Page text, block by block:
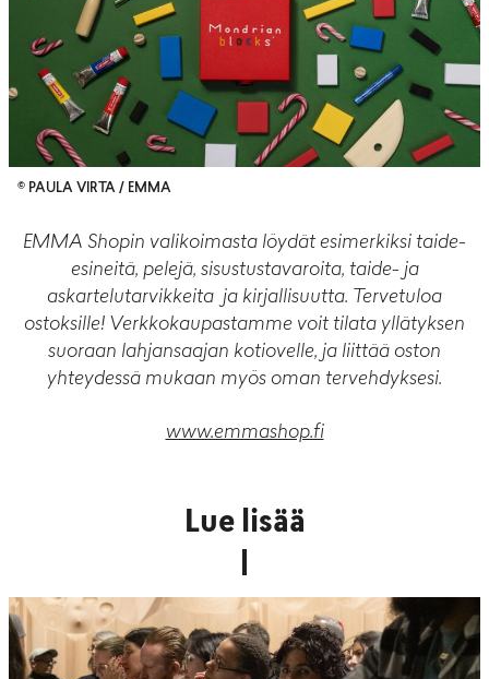
© PAULA VIRTA / EMMA
EMMA Shopin valikoimasta löydät esimerkiksi taide-
esineitä, pelejä, sisustustavaroita, taide- ja
askartelutarvikkeita ja kirjallisuutta. Tervetuloa
ostoksille! Verkkokaupastamme voit tilata yllätyksen
suoraan lahjansaajan kotiovelle, ja liittää oston
yhteydessä mukaan myös oman tervehdyksesi.
www.emmashop.fi
Lue lisää